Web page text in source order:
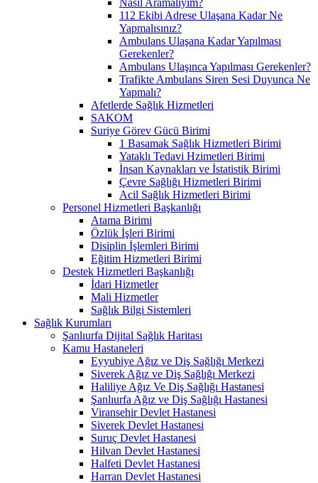
112 Ekibi Adrese Ulaşana Kadar Ne
Yapmalısınız?
Ambulans Ulaşana Kadar Yapılması
Gerekenler?
Ambulans Ulaşınca Yapılması Gerekenler?
Trafikte Ambulans Siren Sesi Duyunca Ne
Yapmalı?
Afetlerde Sağlık Hizmetleri
SAKOM
Suriye Görev Gücü Birimi
1 Basamak Sağlık Hizmetleri Birimi
Yataklı Tedavi Hzimetleri Birimi
İnsan Kaynakları ve İstatistik Birimi
Çevre Sağlığı Hizmetleri Birimi
Acil Sağlık Hizmetleri Birimi
Personel Hizmetleri Başkanlığı
Atama Birimi
Özlük İşleri Birimi
Disiplin İşlemleri Birimi
Eğitim Hizmetleri Birimi
Destek Hizmetleri Başkanlığı
İdari Hizmetler
Mali Hizmetler
Sağlık Bilgi Sistemleri
Sağlık Kurumları
Şanlıurfa Dijital Sağlık Haritası
Kamu Hastaneleri
Eyyubiye Ağız ve Diş Sağlığı Merkezi
Siverek Ağız ve Diş Sağlığı Merkezi
Haliliye Ağız Ve Diş Sağlığı Hastanesi
Şanlıurfa Ağız ve Diş Sağlığı Hastanesi
Viransehir Devlet Hastanesi
Siverek Devlet Hastanesi
Suruç Devlet Hastanesi
Hilvan Devlet Hastanesi
Halfeti Devlet Hastanesi
Harran Devlet Hastanesi